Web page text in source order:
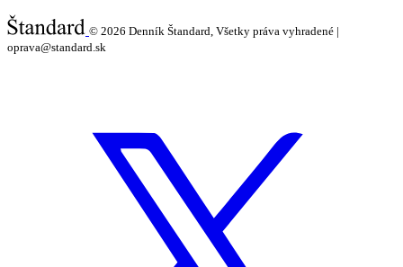
© 2026 Denník Štandard, Všetky práva vyhradené |
oprava@standard.sk